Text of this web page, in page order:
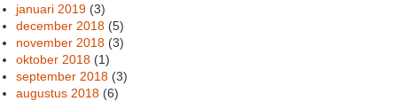
januari 2019 (3)
december 2018 (5)
november 2018 (3)
oktober 2018 (1)
september 2018 (3)
augustus 2018 (6)